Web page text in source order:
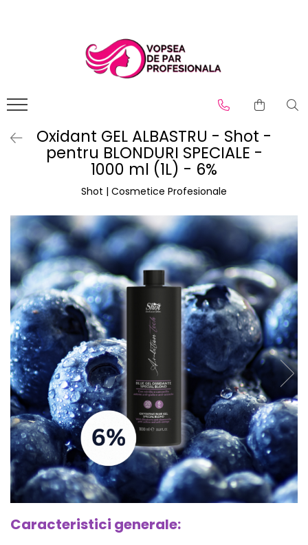
SHOT
Oxidant GEL ALBASTRU - Shot -
pentru BLONDURI SPECIALE -
1000 ml (1L) - 6%
Shot | Cosmetice Profesionale
Caracteristici generale: